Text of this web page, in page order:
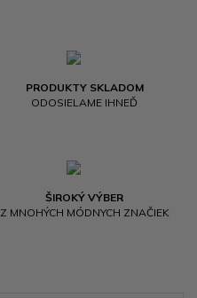
PRODUKTY SKLADOM
ODOSIELAME IHNEĎ
ŠIROKÝ VÝBER
Z MNOHÝCH MÓDNYCH ZNAČIEK